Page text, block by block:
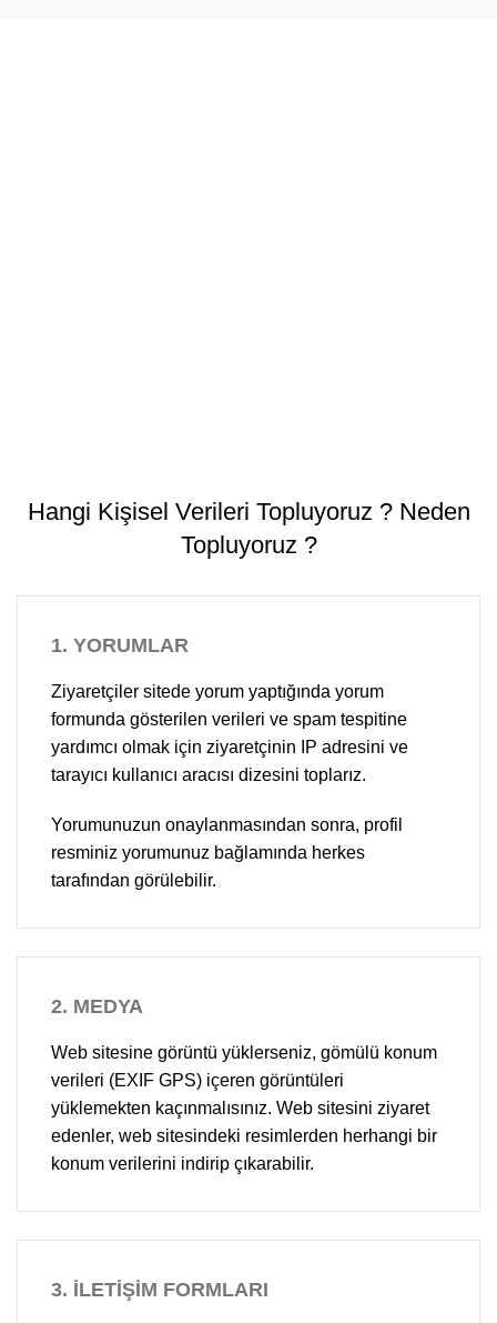
Hangi Kişisel Verileri Topluyoruz ? Neden
Topluyoruz ?
1. YORUMLAR
Ziyaretçiler sitede yorum yaptığında yorum
formunda gösterilen verileri ve spam tespitine
yardımcı olmak için ziyaretçinin IP adresini ve
tarayıcı kullanıcı aracısı dizesini toplarız.
Yorumunuzun onaylanmasından sonra, profil
resminiz yorumunuz bağlamında herkes
tarafından görülebilir.
2. MEDYA
Web sitesine görüntü yüklerseniz, gömülü konum
verileri (EXIF GPS) içeren görüntüleri
yüklemekten kaçınmalısınız. Web sitesini ziyaret
edenler, web sitesindeki resimlerden herhangi bir
konum verilerini indirip çıkarabilir.
3. İLETİŞİM FORMLARI